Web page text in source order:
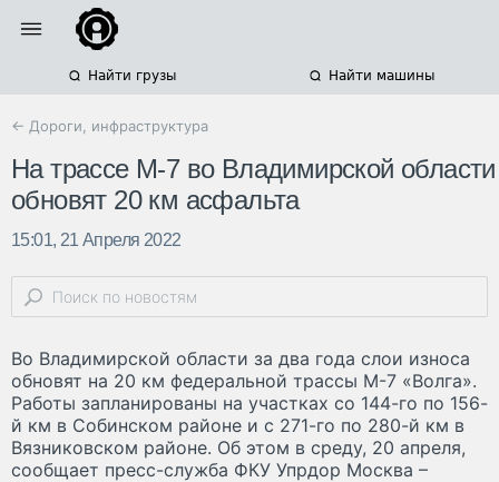
Найти грузы Найти машины
← Дороги, инфраструктура
На трассе М-7 во Владимирской области
обновят 20 км асфальта
15:01, 21 Апреля 2022
Во Владимирской области за два года слои износа
обновят на 20 км федеральной трассы М-7 «Волга».
Работы запланированы на участках со 144-го по 156-
й км в Собинском районе и с 271-го по 280-й км в
Вязниковском районе. Об этом в среду, 20 апреля,
сообщает пресс-служба ФКУ Упрдор Москва –